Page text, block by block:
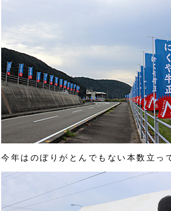
今年はのぼりがとんでもない本数立っ